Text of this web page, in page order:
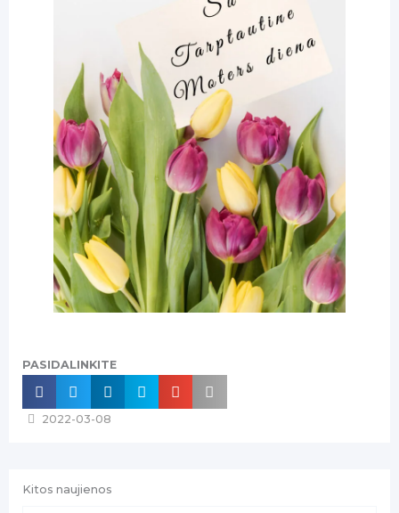
PASIDALINKITE
2022-03-08
Kitos naujienos